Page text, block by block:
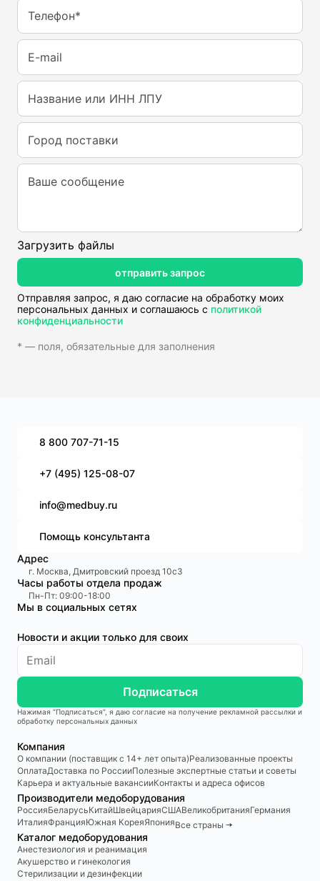
Телефон*
E-mail
Название или ИНН ЛПУ
Город поставки
Ваше сообщение
Загрузить файлы
отправить запрос
Отправляя запрос, я даю согласие на обработку моих
персональных данных и соглашаюсь с политикой
конфиденциальности
* — поля, обязательные для заполнения
8 800 707-71-15
+7 (495) 125-08-07
info@medbuy.ru
Помощь консультанта
Адрес
г. Москва, Дмитровский проезд 10с3
Часы работы отдела продаж
Пн-Пт: 09:00-18:00
Мы в социальных сетях
Новости и акции только для своих
Подписаться
Нажимая “Подписаться”, я даю согласие на получение рекламной рассылки и
обработку персональных данных
Компания
О компании (поставщик с 14+ лет опыта)Реализованные проекты
ОплатаДоставка по РоссииПолезные экспертные статьи и советы
Карьера и актуальные вакансииКонтакты и адреса офисов
Производители медоборудования
РоссияБеларусьКитайШвейцарияСШАВеликобританияГермания
ИталияФранцияЮжная КореяЯпонияВсе страны 🠆
Каталог медоборудования
Анестезиология и реанимация
Акушерство и гинекология
Стерилизации и дезинфекции